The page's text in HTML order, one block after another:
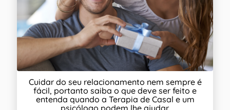
Cuidar do seu relacionamento nem sempre é
fácil, portanto saiba o que deve ser feito e
entenda quando a Terapia de Casal e um